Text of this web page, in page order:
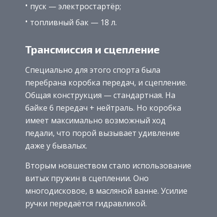
пуск — электростартёр;
топливный бак — 18 л.
Трансмиссия и сцепление
Специально для этого спорта была
перебрана коробка передач, и сцепление.
Общая конструкция — стандартная. На
байке 6 передач + нейтраль. Но коробка
имеет максимально возможный ход
педали, что порой вызывает удивление
даже у бывалых.
Вторым новшеством стало использование
витых пружин в сцеплении. Оно
многодисковое, в масляной ванне. Усилие
ручки передаётся гидравликой.